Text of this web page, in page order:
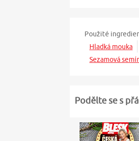
Použité
Hladká mouka
Sezamová
Podělte se s